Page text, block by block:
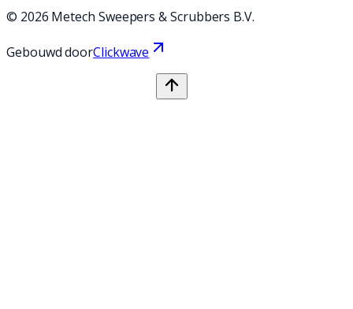
© 2026 Metech Sweepers & Scrubbers B.V.
Gebouwd doorClickwave